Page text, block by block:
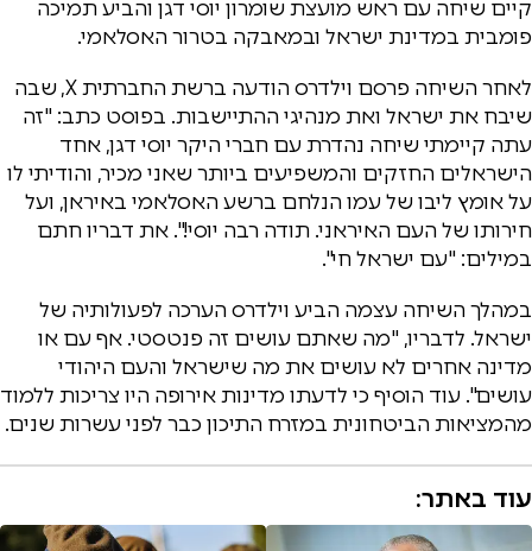
קיים שיחה עם ראש מועצת שומרון יוסי דגן והביע תמיכה
פומבית במדינת ישראל ובמאבקה בטרור האסלאמי.
לאחר השיחה פרסם וילדרס הודעה ברשת החברתית X, שבה
שיבח את ישראל ואת מנהיגי ההתיישבות. בפוסט כתב: "זה
עתה קיימתי שיחה נהדרת עם חברי היקר יוסי דגן, אחד
הישראלים החזקים והמשפיעים ביותר שאני מכיר, והודיתי לו
על אומץ ליבו של עמו הנלחם ברשע האסלאמי באיראן, ועל
חירותו של העם האיראני. תודה רבה יוסי!". את דבריו חתם
במילים: "עם ישראל חי".
במהלך השיחה עצמה הביע וילדרס הערכה לפעולותיה של
ישראל. לדבריו, "מה שאתם עושים זה פנטסטי. אף עם או
מדינה אחרים לא עושים את מה שישראל והעם היהודי
עושים". עוד הוסיף כי לדעתו מדינות אירופה היו צריכות ללמוד
מהמציאות הביטחונית במזרח התיכון כבר לפני עשרות שנים.
עוד באתר: